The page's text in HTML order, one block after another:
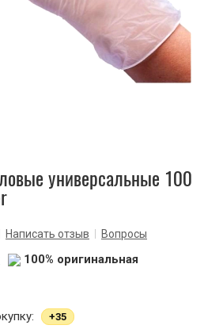
универсальные 100
Написать отзыв Вопросы
100% оригинальная
+35